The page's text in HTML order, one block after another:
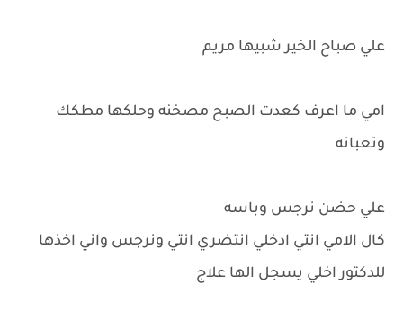
علي صباح الخير شبيها مريم
امي ما اعرف كعدت الصبح مصخنه وحلكها مطكك
وتعبانه
علي حضن نرجس وباسه
كال الامي انتي ادخلي انتضري انتي ونرجس واني اخذها
للدكتور اخلي يسجل الها علاج